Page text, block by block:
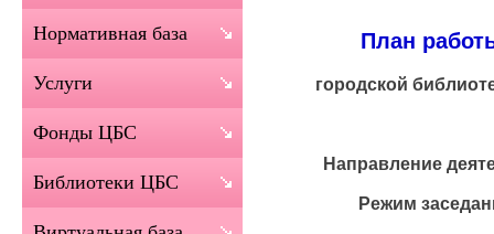
План
городской
Направление
Режим заседаний
Нормативная база
Услуги
Фонды ЦБС
Библиотеки ЦБС